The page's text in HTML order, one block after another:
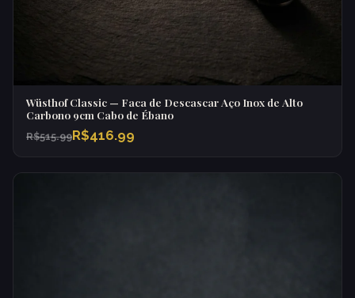
Wüsthof Classic — Faca de Descascar Aço Inox de Alto
Carbono 9cm Cabo de Ébano
R$515.99R$416.99